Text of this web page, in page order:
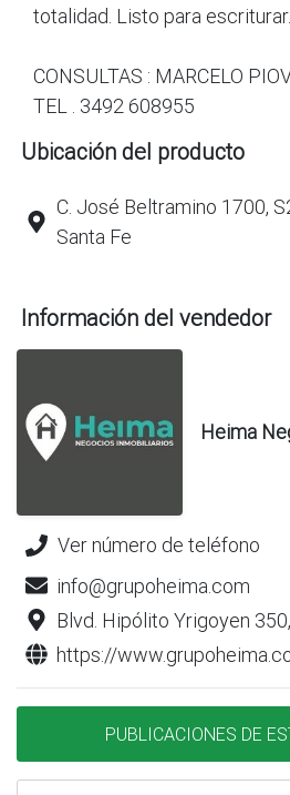
totalidad. Listo para escriturar.
CONSULTAS : MARCELO
TEL . 3492 608955
Ubicación del producto
C. José Beltramino 1700,
Santa Fe
Información del vendedor
Heima
Ver número de teléfono
info@grupoheima.com
Blvd. Hipólito Yrigoyen
https://
PUBLICACIONES DE